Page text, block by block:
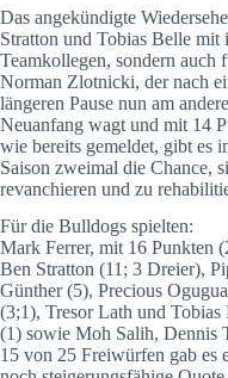
Das angekündigte
Stratton und Tobias Belle
Teamkollegen, sondern auch
Norman Zlotnicki, der nach
längeren Pause nun am
Neuanfang wagt und mit 14
wie bereits gemeldet, gibt es
Saison zweimal die Chance,
revanchieren und zu
Für die Bulldogs spielten:
Mark Ferrer, mit 16 Punkten
Ben Stratton (11; 3 Dreier),
Günther (5), Precious
(3;1), Tresor Lath und
(1) sowie Moh Salih, Dennis
15 von 25 Freiwürfen gab es